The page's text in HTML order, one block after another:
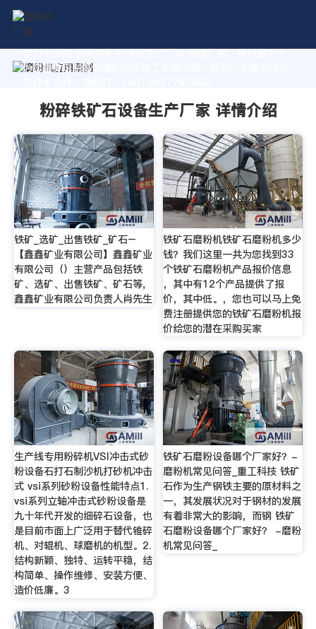
作为专业的 粉碎铁矿石设备生产厂家 制造厂家，我们致力于
为您量身定制高价值的粉体加工系统方案。获取厂家直销报价
粉碎铁矿石设备生产厂家 详情介绍
铁矿_选矿_出售铁矿_矿石–
【鑫鑫矿业有限公司】鑫鑫矿业
有限公司（）主营产品包括铁
矿、选矿、出售铁矿、矿石等,
鑫鑫矿业有限公司负责人肖先生
铁矿石磨粉机铁矿石磨粉机多少
钱？我们这里一共为您找到33
个铁矿石磨粉机产品报价信息
，其中有12个产品提供了报
价，其中低。，您也可以马上免
费注册提供您的铁矿石磨粉机报
价给您的潜在采购买家
生产线专用粉碎机VSI冲击式砂
粉设备石打石制沙机打砂机冲击
式 vsi系列砂粉设备性能特点1.
vsi系列立轴冲击式砂粉设备是
九十年代开发的细碎石设备，也
是目前市面上广泛用于替代锥碎
机、对辊机、球磨机的机型。2.
结构新颖、独特、运转平稳，结
构简单、操作维修、安装方便、
造价低廉。3
铁矿石磨粉设备哪个厂家好？-
磨粉机常见问答_重工科技 铁矿
石作为生产钢铁主要的原材料之
一，其发展状况对于钢材的发展
有着非常大的影响，而钢 铁矿
石磨粉设备哪个厂家好？ -磨粉
机常见问答_